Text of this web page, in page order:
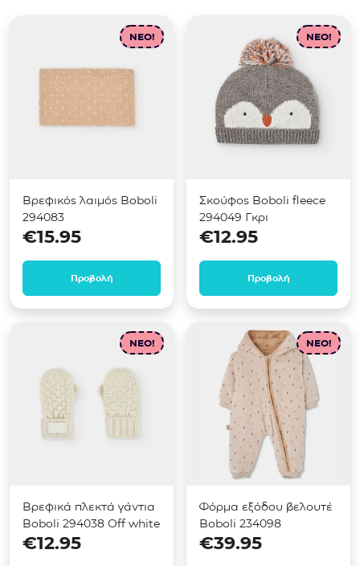
NEO!
Βρεφικός λαιμός Boboli
294083
€15.95
Προβολή
NEO!
Σκούφος Boboli fleece
294049 Γκρι
€12.95
Προβολή
NEO!
Βρεφικά πλεκτά γάντια
Boboli 294038 Off white
€12.95
NEO!
Φόρμα εξόδου βελουτέ
Boboli 234098
€39.95